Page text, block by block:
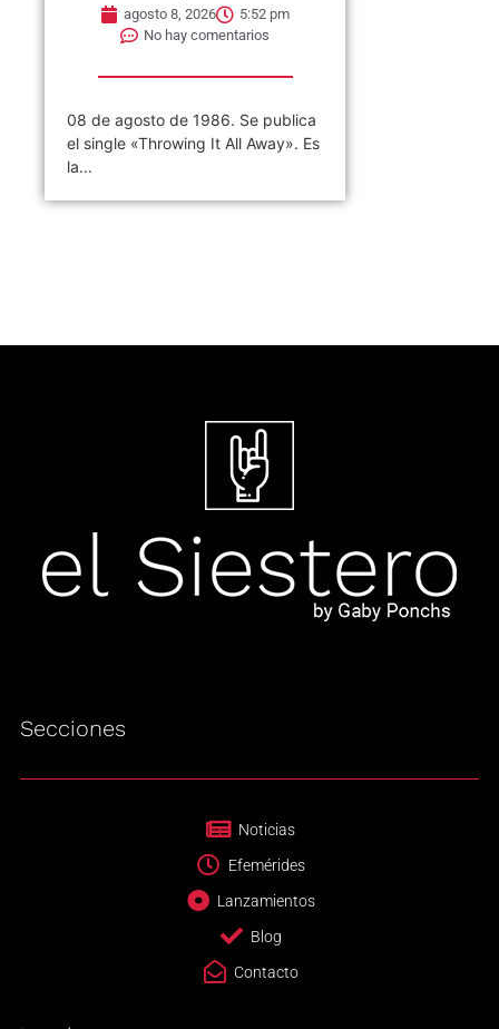
agosto 8, 2026
5:52 pm
No hay comentarios
08 de agosto de 1986. Se publica
el single «Throwing It All Away». Es
la...
Secciones
Noticias
Efemérides
Lanzamientos
Blog
Contacto